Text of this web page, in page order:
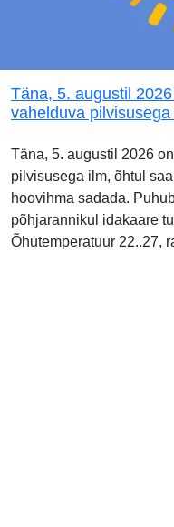
Täna, 5. augustil
vahelduva
Täna, 5. augustil 2026
pilvisusega ilm, õhtul
hoovihma sadada.
põhjarannikul idakaare
Õhutemperatuur 22..27,